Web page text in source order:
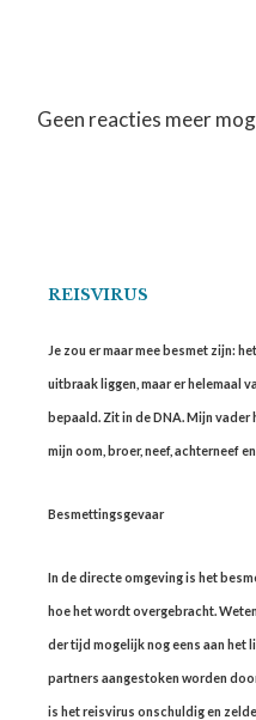
Geen reacties meer
REISVIRUS
Je zou er maar mee besmet zijn:
uitbraak liggen, maar er helemaal
bepaald. Zit in de DNA. Mijn vader
mijn oom, broer, neef, achterneef
Besmettingsgevaar
In de directe omgeving is het
hoe het wordt overgebracht.
der tijd mogelijk nog eens aan het
partners aangestoken worden
is het reisvirus onschuldig en